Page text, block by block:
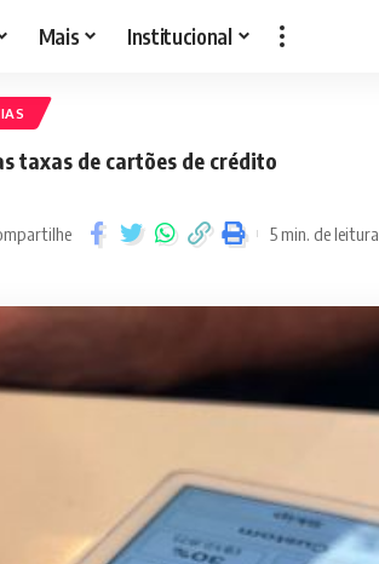
Mais Institucional
taxas de cartões de crédito
5 min. de leitura